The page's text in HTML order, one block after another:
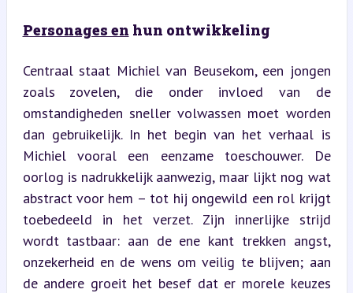
Personages en hun ontwikkeling
Centraal staat Michiel van Beusekom, een jongen
zoals zovelen, die onder invloed van de
omstandigheden sneller volwassen moet worden
dan gebruikelijk. In het begin van het verhaal is
Michiel vooral een eenzame toeschouwer. De
oorlog is nadrukkelijk aanwezig, maar lijkt nog wat
abstract voor hem – tot hij ongewild een rol krijgt
toebedeeld in het verzet. Zijn innerlijke strijd
wordt tastbaar: aan de ene kant trekken angst,
onzekerheid en de wens om veilig te blijven; aan
de andere groeit het besef dat er morele keuzes